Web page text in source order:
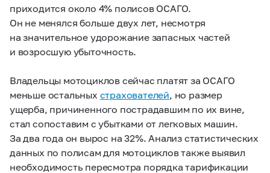
приходится около 4% полисов ОСАГО.
Он не менялся больше двух лет, несмотря
на значительное удорожание запасных частей
и возросшую убыточность.
Владельцы мотоциклов сейчас платят за ОСАГО
меньше остальных страхователей, но размер
ущерба, причиненного пострадавшим по их вине,
стал сопоставим с убытками от легковых машин.
За два года он вырос на 32%. Анализ статистических
данных по полисам для мотоциклов также выявил
необходимость пересмотра порядка тарификации